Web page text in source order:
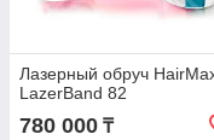
Лазерный обруч
LazerBand 82
780 000 ₸